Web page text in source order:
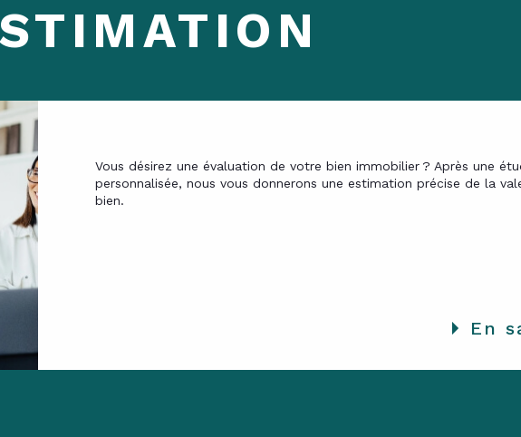
Vous désirez une évaluation de votre bien immobilier ? Après une
personnalisée, nous vous donnerons une estimation précise de la
bien.
En